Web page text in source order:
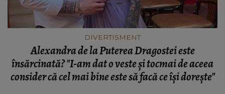
DIVERTISMENT
Alexandra de la Puterea Dragostei este
însărcinată? "I-am dat o veste şi tocmai de aceea
consider că cel mai bine este să facă ce îşi doreşte"